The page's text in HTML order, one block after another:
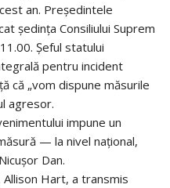
an. Preşedintele
şedinţa Consiliului Suprem
Şeful statului
pentru incident
că „vom dispune măsurile
agresor.
impune un
— la nivel naţional,
Dan.
Hart, a transmis